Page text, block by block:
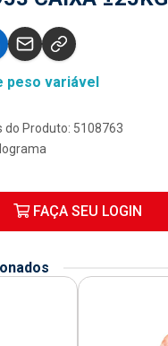
peso variável
do Produto: 5108763
FAÇA SEU LOGIN